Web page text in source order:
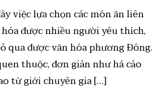
việc lựa chọn các món ăn liên
được nhiều người yêu thích,
qua được văn hóa phương Đông.
thuộc, đơn giản như há cảo
từ giới chuyên gia […]